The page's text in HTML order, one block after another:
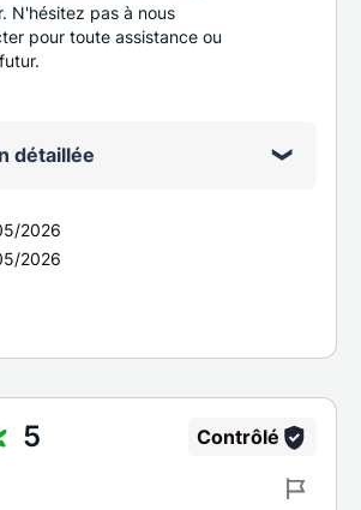
N'hésitez pas à nous
pour toute assistance ou
détaillée
2026
2026
5 Contrôlé